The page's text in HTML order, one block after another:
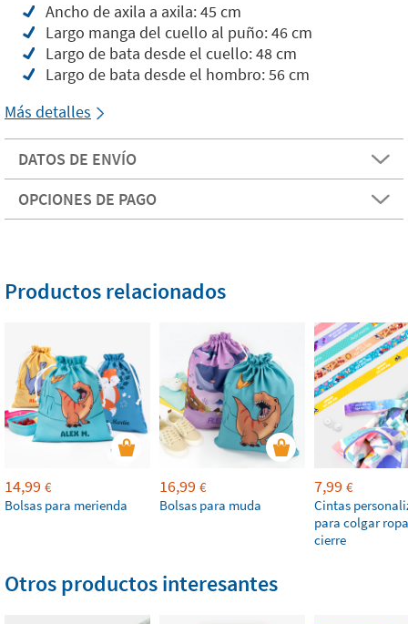
Ancho de axila a axila: 45 cm
Largo manga del cuello al puño: 46 cm
Largo de bata desde el cuello: 48 cm
Largo de bata desde el hombro: 56 cm
Más detalles
DATOS DE ENVÍO
OPCIONES DE PAGO
Productos relacionados
14,99 €
Bolsas para merienda
16,99 €
Bolsas para muda
7,99 €
Cintas
para colgar
cierre
Otros productos interesantes